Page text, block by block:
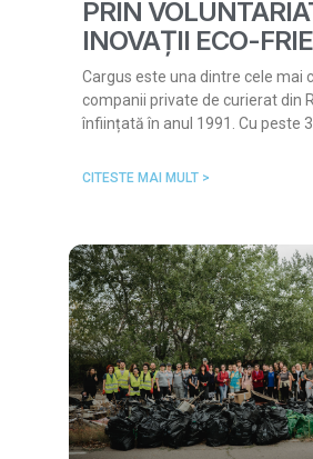
PRIN
INOVAȚII ECO-
Cargus este una dintre cele mai
companii private de curierat din
înființată în anul 1991. Cu peste
CITESTE MAI MULT >